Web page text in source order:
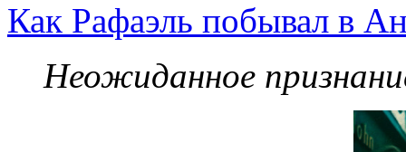
Как Рафаэль побывал в
Неожиданное